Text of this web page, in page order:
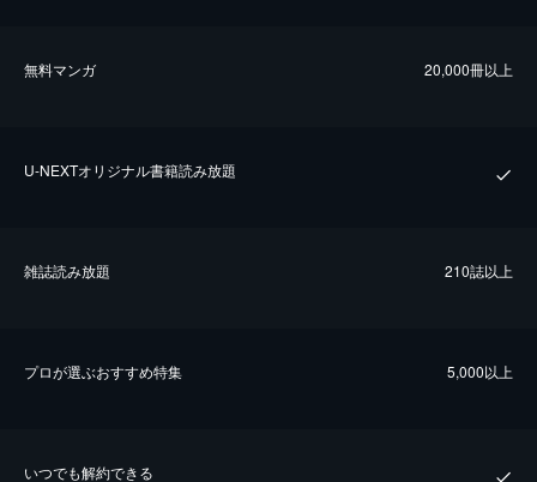
無料マンガ 20,000冊以上
U-NEXTオリジナル書籍読み放題
雑誌読み放題 210誌以上
プロが選ぶおすすめ特集 5,000以上
いつでも解約できる